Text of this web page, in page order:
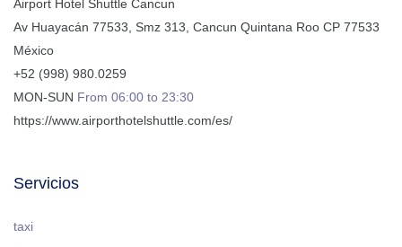
Airport Hotel Shuttle Cancun
Av Huayacán 77533, Smz 313 Cancun Quintana Roo CP 77533
México
+52 (998) 980.0259
MON-SUN From 06:00 to 23:30
https://www.airporthotelshuttle.com/es/
Servicios
taxi